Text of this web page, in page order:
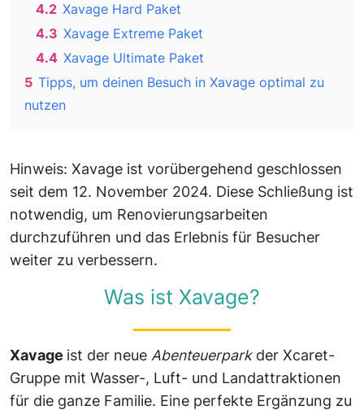
4.2 Xavage Hard Paket
4.3 Xavage Extreme Paket
4.4 Xavage Ultimate Paket
5 Tipps, um deinen Besuch in Xavage optimal zu
nutzen
Hinweis: Xavage ist vorübergehend geschlossen
seit dem 12. November 2024. Diese Schließung ist
notwendig, um Renovierungsarbeiten
durchzuführen und das Erlebnis für Besucher
weiter zu verbessern.
Was ist Xavage?
Xavage ist der neue Abenteuerparkder Xcaret-
Gruppe mit Wasser-, Luft- und Landattraktionen
für die ganze Familie. Eine perfekte Ergänzung zu